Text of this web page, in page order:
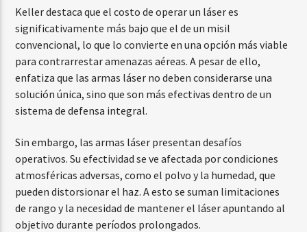
Keller destaca que el costo de operar un láser es
significativamente más bajo que el de un misil
convencional, lo que lo convierte en una opción más viable
para contrarrestar amenazas aéreas. A pesar de ello,
enfatiza que las armas láser no deben considerarse una
solución única, sino que son más efectivas dentro de un
sistema de defensa integral.
Sin embargo, las armas láser presentan desafíos
operativos. Su efectividad se ve afectada por condiciones
atmosféricas adversas, como el polvo y la humedad, que
pueden distorsionar el haz. A esto se suman limitaciones
de rango y la necesidad de mantener el láser apuntando al
objetivo durante períodos prolongados.